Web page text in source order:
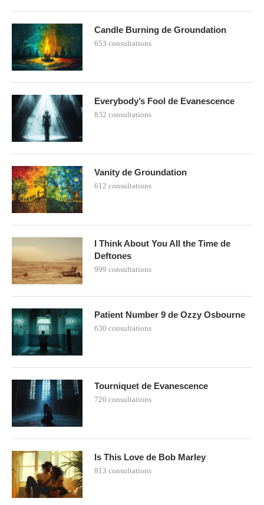
Candle Burning de Groundation
653 consultations
Everybody’s Fool de Evanescence
832 consultations
Vanity de Groundation
612 consultations
I Think About You All the Time de
Deftones
999 consultations
Patient Number 9 de Ozzy Osbourne
630 consultations
Tourniquet de Evanescence
726 consultations
Is This Love de Bob Marley
813 consultations